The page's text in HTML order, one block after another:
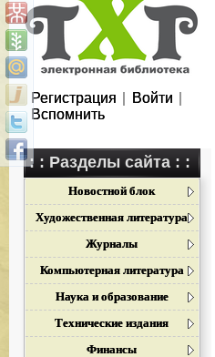
Регистрация Войти
Вспомнить
: : Разделы сайта : :
Новостной блок
Художественная литература
Журналы
Компьютерная литература
Наука и образование
Технические издания
Финансы